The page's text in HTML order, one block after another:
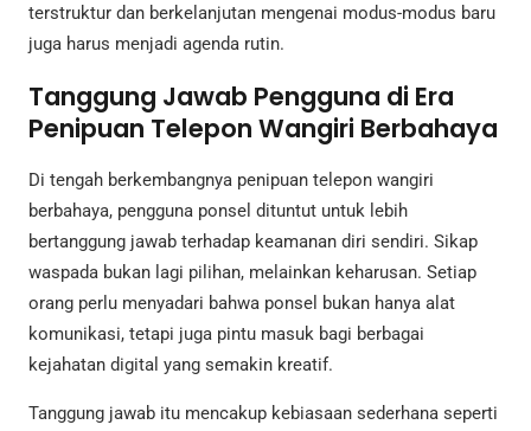
terstruktur dan berkelanjutan mengenai modus-modus baru
juga harus menjadi agenda rutin.
Tanggung Jawab Pengguna di Era
Penipuan Telepon Wangiri Berbahaya
Di tengah berkembangnya penipuan telepon wangiri
berbahaya, pengguna ponsel dituntut untuk lebih
bertanggung jawab terhadap keamanan diri sendiri. Sikap
waspada bukan lagi pilihan, melainkan keharusan. Setiap
orang perlu menyadari bahwa ponsel bukan hanya alat
komunikasi, tetapi juga pintu masuk bagi berbagai
kejahatan digital yang semakin kreatif.
Tanggung jawab itu mencakup kebiasaan sederhana seperti